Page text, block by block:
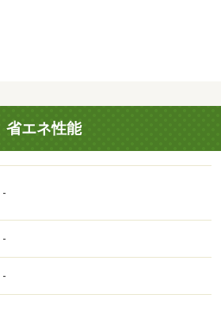
省エネ性能
-
-
-